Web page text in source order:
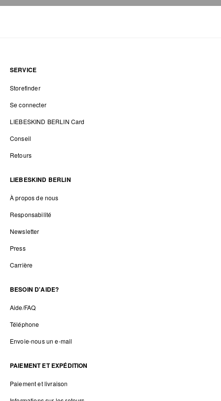
SERVICE
Storefinder
Se connecter
LIEBESKIND BERLIN Card
Conseil
Retours
LIEBESKIND BERLIN
À propos de nous
Responsabilité
Newsletter
Press
Carrière
BESOIN D'AIDE?
Aide/FAQ
Téléphone
Envoie-nous un e-mail
PAIEMENT ET EXPÉDITION
Paiement et livraison